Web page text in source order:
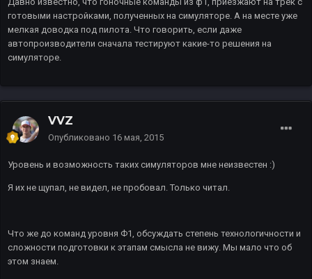
готовыми настройками, полученных на симуляторе. А на месте уже
мелкая доводка под пилота. Что говорить, если даже
автопроизводители сначала тестируют какие-то решения на
симуляторе.
VVZ
Опубликовано 16 мая, 2015
Уровень и возможность таких симуляторов мне неизвестен :)
Я их не щупал, не видел, не пробовал. Только читал.
Что же до команд уровня Ф1, обсуждать степень технологичности и
сложности подготовки к этапам смысла не вижу. Мы мало что об
этом знаем.